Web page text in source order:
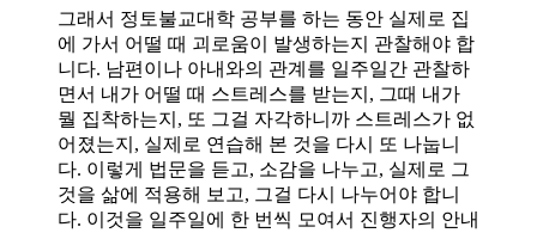
그래서 정토불교대학 공부를 하는 동안 실제로 집
에 가서 어떨 때 괴로움이 발생하는지 관찰해야 합
니다. 남편이나 아내와의 관계를 일주일간 관찰하
면서 내가 어떨 때 스트레스를 받는지, 그때 내가
뭘 집착하는지, 또 그걸 자각하니까 스트레스가 없
어졌는지, 실제로 연습해 본 것을 다시 또 나눕니
다. 이렇게 법문을 듣고, 소감을 나누고, 실제로 그
것을 삶에 적용해 보고, 그걸 다시 나누어야 합니
다. 이것을 일주일에 한 번씩 모여서 진행자의 안내